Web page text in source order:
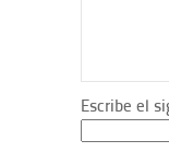
Escribe el